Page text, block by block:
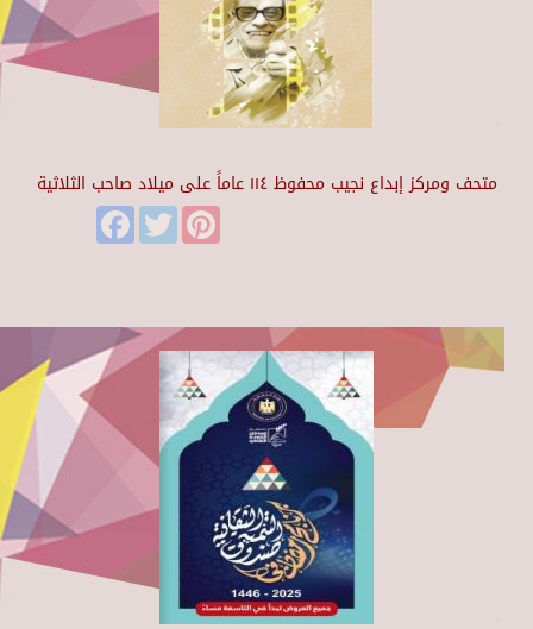
متحف ومركز إبداع نجيب محفوظ ١١٤ عاماً على ميلاد صاحب الثلاثية
FacebookTwitter